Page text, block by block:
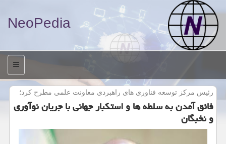
NeoPedia
منو
رئیس مركز توسعه فناوری های راهبردی معاونت علمی مطرح كرد؛
فائق آمدن به سلطه ها و استكبار جهانی با جریان نوآوری
و نخبگان